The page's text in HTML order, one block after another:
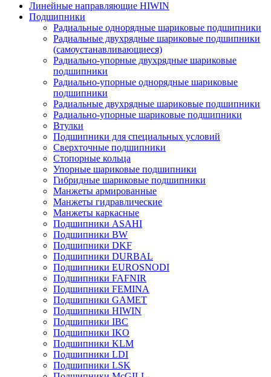
Линейные направляющие HIWIN
Подшипники
Радиальные однорядные шариковые подшипники
Радиальные двухрядные шариковые подшипники
(самоустанавливающиеся)
Радиально-упорные двухрядные шариковые
подшипники
Радиально-упорные однорядные шариковые
подшипники
Радиальные двухрядные шариковые подшипники
Радиально-упорные шариковые подшипники
Втулки
Подшипники для специальных условий
Сверхточные подшипники
Стопорные кольца
Упорные шариковые подшипники
Гибридные шариковые подшипники
Манжеты армированные
Манжеты гидравлические
Манжеты каркасные
Подшипники ASAHI
Подшипники BW
Подшипники DKF
Подшипники DURBAL
Подшипники EUROSNODI
Подшипники FAFNIR
Подшипники FEMINA
Подшипники GAMET
Подшипники HIWIN
Подшипники IBC
Подшипники IKO
Подшипники KLM
Подшипники LDI
Подшипники LSK